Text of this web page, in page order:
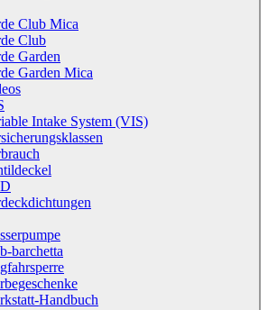
Club Mica
Club
Garden
Garden Mica
Intake System (VIS)
barchetta
Handbuch